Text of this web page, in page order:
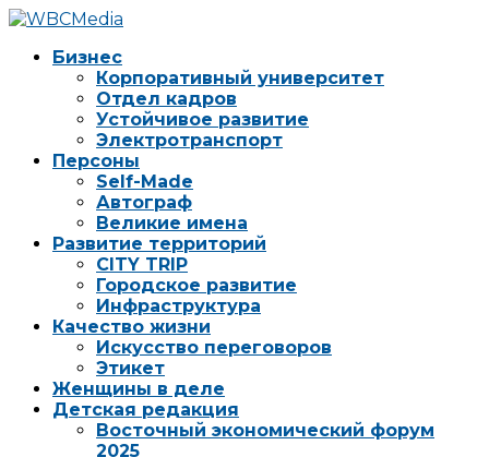
Бизнес
Корпоративный университет
Отдел кадров
Устойчивое развитие
Электротранспорт
Персоны
Self-Made
Автограф
Великие имена
Развитие территорий
CITY TRIP
Городское развитие
Инфраструктура
Качество жизни
Искусство переговоров
Этикет
Женщины в деле
Детская редакция
Восточный экономический форум
2025